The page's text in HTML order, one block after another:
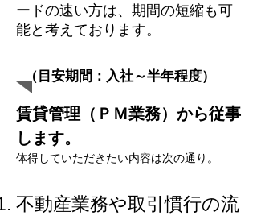
ードの速い方は、期間の短縮も可
能と考えております。
（​目安期間：入社～半年程度）
賃貸管理（ＰＭ業務）から従事
します。
体得していただきたい内容は次の通り。
不動産業務や取引慣行の流